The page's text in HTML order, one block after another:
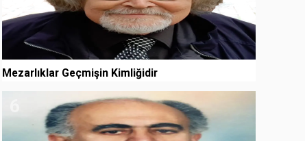
Mezarlıklar Geçmişin Kimliğidir